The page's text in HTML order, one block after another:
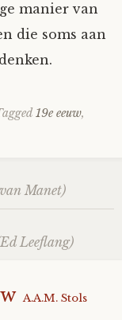
manier van
die soms aan
19e eeuw,
Manet)
Leeflang)
A.A.M. Stols